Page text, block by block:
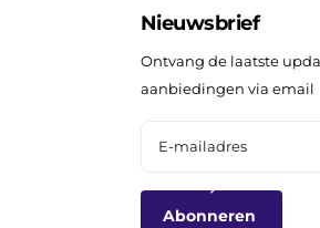
Nieuwsbrief
Ontvang de laatste
aanbiedingen via email
Abonneren